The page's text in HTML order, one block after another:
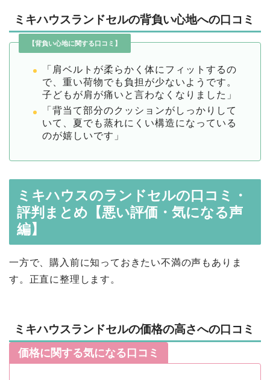
ミキハウスランドセルの背負い心地への口コミ
【背負い心地に関する口コミ】
「肩ベルトが柔らかく体にフィットするの
で、重い荷物でも負担が少ないようです。
子どもが肩が痛いと言わなくなりました」
「背当て部分のクッションがしっかりして
いて、夏でも蒸れにくい構造になっている
のが嬉しいです」
ミキハウスのランドセルの口コミ・
評判まとめ【悪い評価・気になる声
編】
一方で、購入前に知っておきたい不満の声もありま
す。正直に整理します。
ミキハウスランドセルの価格の高さへの口コミ
価格に関する気になる口コミ